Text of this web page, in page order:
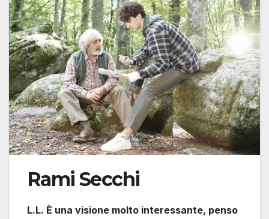
Rami Secchi
L.L. È una visione molto interessante, penso